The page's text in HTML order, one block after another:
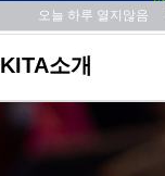
KITA소개
오늘 하루 열지않음